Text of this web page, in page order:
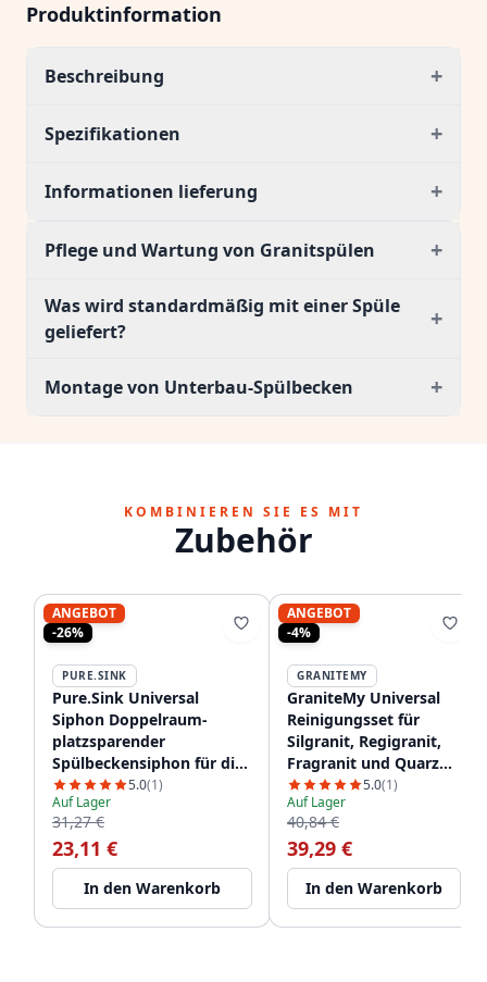
Produktinformation
Beschreibung +
Spezifikationen +
Informationen lieferung +
Pflege und Wartung von Granitspülen +
Was wird standardmäßig mit einer Spüle
geliefert?
+
Montage von Unterbau-Spülbecken +
KOMBINIEREN SIE ES MIT
Zubehör
ANGEBOT
-26%
PURE.SINK
Pure.Sink Universal
Siphon Doppelraum-
platzsparender
Spülbeckensiphon für die
Küche mit 2
Geschirrspüleranschlüssen
WSTDSI-32
5.0(1)
Auf Lager
31,27 €
23,11 €
In den Warenkorb
ANGEBOT
-4%
GRANITEMY
GraniteMy Universal
Reinigungsset für
Silgranit, Regigranit,
Fragranit und Quarz
12089528665.0(1)
Auf Lager
40,84 €
39,29 €
In den Warenkorb